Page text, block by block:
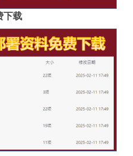
下载